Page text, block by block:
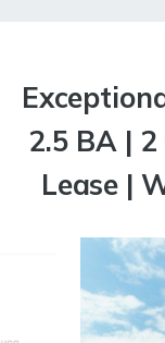
2.5 BA |
Lease |